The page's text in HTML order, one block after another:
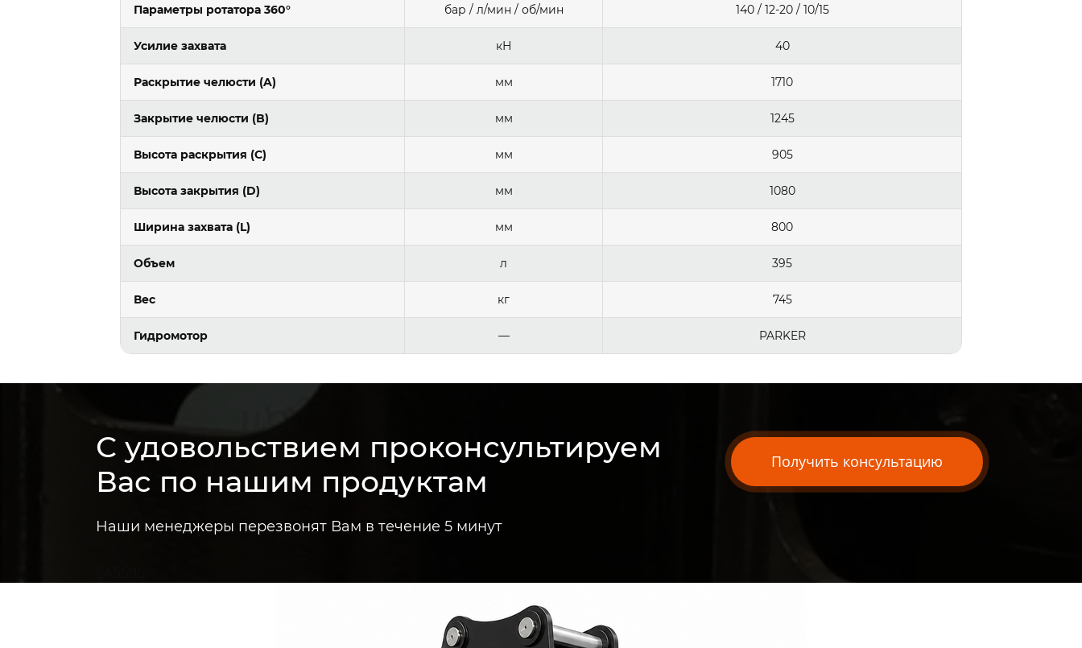
Параметры ротатора 360° бар / л/мин / об/мин 140 / 12-20 / 10/15
Усилие захвата кН 40
Раскрытие челюсти (A) мм 1710
Закрытие челюсти (B) мм 1245
Высота раскрытия (C) мм 905
Высота закрытия (D) мм 1080
Ширина захвата (L) мм 800
Объем л 395
Вес кг 745
Гидромотор — PARKER
С удовольствием проконсультируем
Вас по нашим продуктам
Наши менеджеры перезвонят Вам в течение 5 минут
Получить консультацию